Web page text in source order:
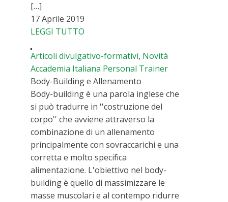
[…]
17 Aprile 2019
LEGGI TUTTO
Articoli divulgativo-formativi, Novità
Accademia Italiana Personal Trainer
Body-Building e Allenamento
Body-building è una parola inglese che
si può tradurre in ''costruzione del
corpo'' che avviene attraverso la
combinazione di un allenamento
principalmente con sovraccarichi e una
corretta e molto specifica
alimentazione. L'obiettivo nel body-
building è quello di massimizzare le
masse muscolari e al contempo ridurre